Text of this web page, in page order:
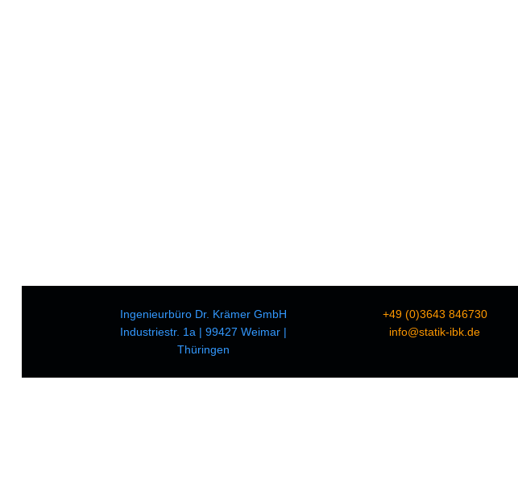
Ingenieurbüro Dr. Krämer GmbH
Industriestr. 1a | 99427 Weimar |
Thüringen
+49 (0)3643 846730
info@statik-ibk.de